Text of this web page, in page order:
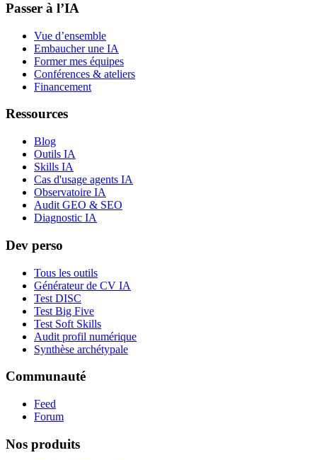
Passer à l’IA
Vue d’ensemble
Embaucher une IA
Former mes équipes
Conférences & ateliers
Financement
Ressources
Blog
Outils IA
Skills IA
Cas d'usage agents IA
Observatoire IA
Audit GEO & SEO
Diagnostic IA
Dev perso
Tous les outils
Générateur de CV IA
Test DISC
Test Big Five
Test Soft Skills
Audit profil numérique
Synthèse archétypale
Communauté
Feed
Forum
Nos produits